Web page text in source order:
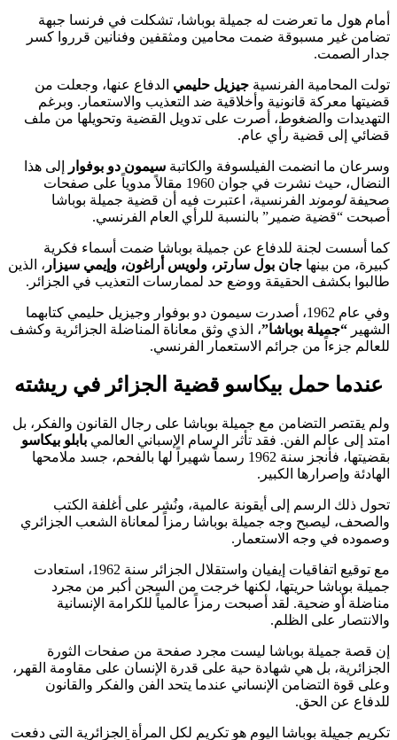
أمام هول ما تعرضت له جميلة بوباشا، تشكلت في فرنسا جبهة
تضامن غير مسبوقة ضمت محامين ومثقفين وفنانين قرروا كسر
جدار الصمت.
تولت المحامية الفرنسية جيزيل حليمي الدفاع عنها، وجعلت من
قضيتها معركة قانونية وأخلاقية ضد التعذيب والاستعمار. وبرغم
التهديدات والضغوط، أصرت على تدويل القضية وتحويلها من ملف
قضائي إلى قضية رأي عام.
وسرعان ما انضمت الفيلسوفة والكاتبة سيمون دو بوفوار
إلى هذا
النضال، حيث نشرت في جوان 1960 مقالاً مدوياً على صفحات
صحيفةلوموند الفرنسية، اعتبرت فيه أن قضية جميلة بوباشا
أصبحت “قضية ضمير” بالنسبة للرأي العام الفرنسي.
كما أسست لجنة للدفاع عن جميلة بوباشا ضمت أسماء فكرية
كبيرة، من بينها جان بول سارتر، ولويس أراغون، وإيمي سيزار ، الذين
طالبوا بكشف الحقيقة ووضع حد لممارسات التعذيب في الجزائر.
وفي عام 1962، أصدرت سيمون دو بوفوار وجيزيل حليمي كتابهما
الشهير “جميلة بوباشا”، الذي وثق معاناة المناضلة الجزائرية وكشف
للعالم جزءاً من جرائم الاستعمار الفرنسي.
عندما حمل بيكاسو قضية الجزائر في ريشته
ولم يقتصر التضامن مع جميلة بوباشا على رجال القانون والفكر، بل
امتد إلى عالم الفن. فقد تأثر الرسام الإسباني العالمي بابلو بيكاسو
بقضيتها، فأنجز سنة 1962 رسماً شهيراً لها بالفحم، جسد ملامحها
الهادئة وإصرارها الكبير.
تحول ذلك الرسم إلى أيقونة عالمية، ونُشر على أغلفة الكتب
والصحف، ليصبح وجه جميلة بوباشا رمزاً لمعاناة الشعب الجزائري
وصموده في وجه الاستعمار.
مع توقيع اتفاقيات إيفيان واستقلال الجزائر سنة 1962، استعادت
جميلة بوباشا حريتها، لكنها خرجت من السجن أكبر من مجرد
مناضلة أو ضحية. لقد أصبحت رمزاً عالمياً للكرامة الإنسانية
والانتصار على الظلم.
إن قصة جميلة بوباشا ليست مجرد صفحة من صفحات الثورة
الجزائرية، بل هي شهادة حية على قدرة الإنسان على مقاومة القهر،
وعلى قوة التضامن الإنساني عندما يتحد الفن والفكر والقانون
للدفاع عن الحق.
تكريم جميلة بوباشا اليوم هو تكريم لكل المرأة الجزائرية التي دفعت